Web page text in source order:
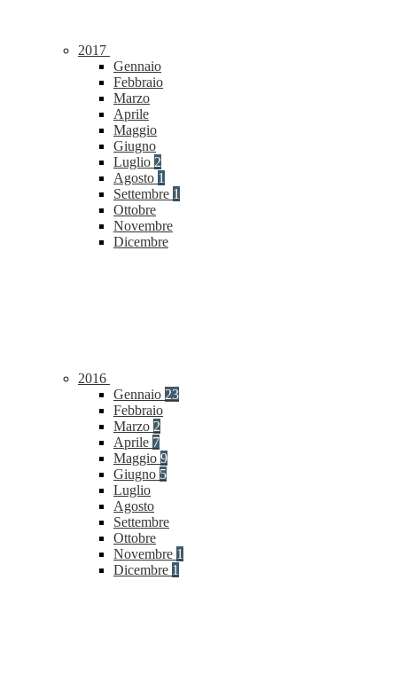
2017
Gennaio
Febbraio
Marzo
Aprile
Maggio
Giugno
Luglio 2
Agosto 1
Settembre 1
Ottobre
Novembre
Dicembre
2016
Gennaio 23
Febbraio
Marzo 2
Aprile 7
Maggio 9
Giugno 5
Luglio
Agosto
Settembre
Ottobre
Novembre 1
Dicembre 1